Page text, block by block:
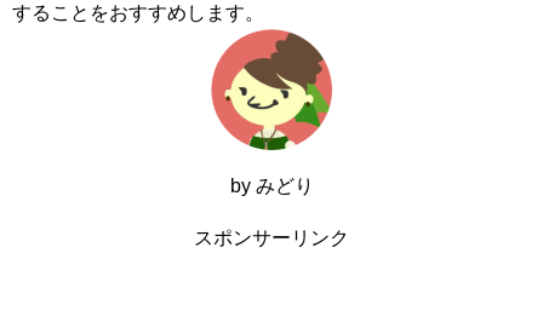
することをおすすめします。
by みどり
スポンサーリンク